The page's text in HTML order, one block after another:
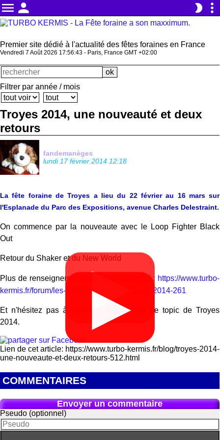
menu person brightness_2 more_vert
Premier site dédié à l'actualité des fêtes foraines en France
Vendredi 7 Août 2026 17:56:43 - Paris, France GMT +02:00
Filtrer par année / mois
Troyes 2014, une nouveauté et deux
retours
fandemanèges
lundi 17 février 2014 12:18
La fête foraine de Troyes a lieu du 22 février au 16 mars sur
l'Esplanade du Parc des Expositions, avenue Charles Delestraint.
On commence par la nouveaute avec le Loop Fighter Black
Out
▶
Retour du Shaker et du New World
▶
▶
Plus de renseignements sur notre forum ici : https://www.turbo-
kermis.fr/forum/les-autres-foires-2/troyes-10-2014-261
Et n'hésitez pas à poster nombreux sur ce topic de Troyes
2014.
Lien de cet article: https://www.turbo-kermis.fr/blog/troyes-2014-
une-nouveaute-et-deux-retours-512.html
COMMENTAIRES
Envoyer un commentaire
Pseudo (optionnel)